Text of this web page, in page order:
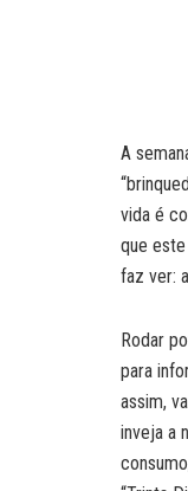
A
vida é
que
faz ver:
Rodar
para
assim,
inveja a